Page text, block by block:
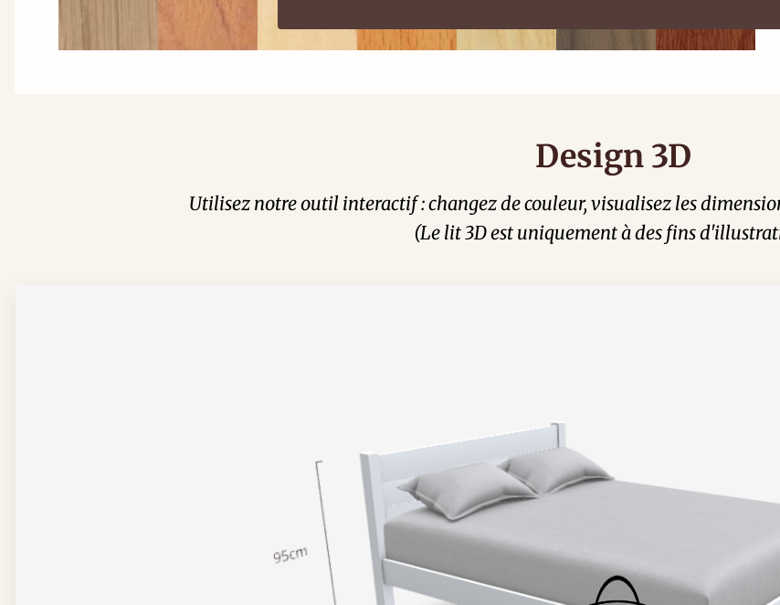
Design 3D
Utilisez notre outil interactif : changez de couleur, visualisez les
(Le lit 3D est uniquement à des fins